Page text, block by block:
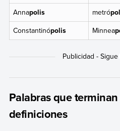
Annapolis metró
Constantinópolis Minnea
Palabras que
definiciones